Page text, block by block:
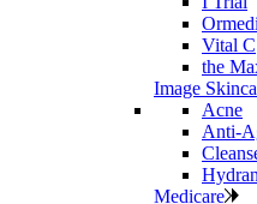
Vital C
the
Image
Acne
Medicare